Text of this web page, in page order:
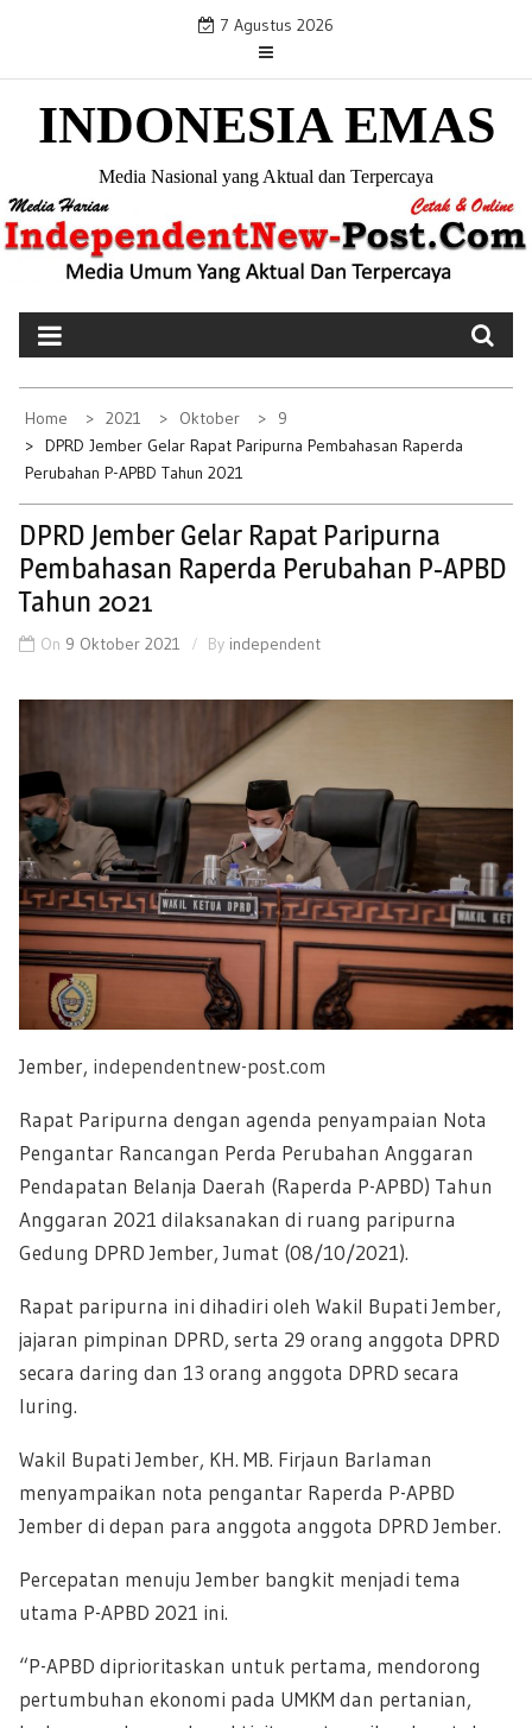
i
o
7 Agustus 2026
INDONESIA EMAS
Media Nasional yang Aktual dan Terpercaya
Home 2021 Oktober
9
DPRD Jember Gelar Rapat Paripurna Pembahasan Raperda
Perubahan P-APBD Tahun 2021
DPRD Jember Gelar Rapat Paripurna
Pembahasan Raperda Perubahan P-APBD
Tahun 2021
On 9 Oktober 2021 By independent
Jember, independentnew-post.com
Rapat Paripurna dengan agenda penyampaian Nota
Pengantar Rancangan Perda Perubahan Anggaran
Pendapatan Belanja Daerah (Raperda P-APBD) Tahun
Anggaran 2021 dilaksanakan di ruang paripurna
Gedung DPRD Jember, Jumat (08/10/2021).
Rapat paripurna ini dihadiri oleh Wakil Bupati Jember,
jajaran pimpinan DPRD, serta 29 orang anggota DPRD
secara daring dan 13 orang anggota DPRD secara
luring.
Wakil Bupati Jember, KH. MB. Firjaun Barlaman
menyampaikan nota pengantar Raperda P-APBD
Jember di depan para anggota anggota DPRD Jember.
Percepatan menuju Jember bangkit menjadi tema
utama P-APBD 2021 ini.
“P-APBD diprioritaskan untuk pertama, mendorong
pertumbuhan ekonomi pada UMKM dan pertanian,